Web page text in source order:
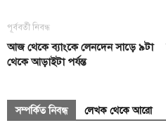
পূর্ববর্তী নিবন্ধ
আজ থেকে ব্যাংকে লেনদেন সাড়ে ৯টা
থেকে আড়াইটা পর্যন্ত
সম্পর্কিত নিবন্ধ লেখক থেকে আরো